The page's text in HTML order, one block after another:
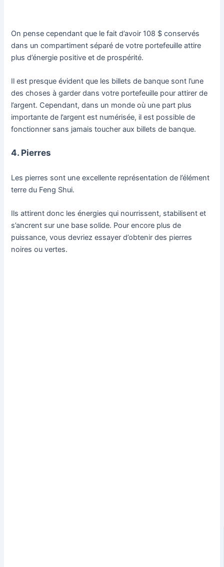
On pense cependant que le fait d’avoir 108 $ conservés
dans un compartiment séparé de votre portefeuille attire
plus d’énergie positive et de prospérité.
Il est presque évident que les billets de banque sont l’une
des choses à garder dans votre portefeuille pour attirer de
l’argent. Cependant, dans un monde où une part plus
importante de l’argent est numérisée, il est possible de
fonctionner sans jamais toucher aux billets de banque.
4. Pierres
Les pierres sont une excellente représentation de l’élément
terre du Feng Shui.
Ils attirent donc les énergies qui nourrissent, stabilisent et
s’ancrent sur une base solide. Pour encore plus de
puissance, vous devriez essayer d’obtenir des pierres
noires ou vertes.